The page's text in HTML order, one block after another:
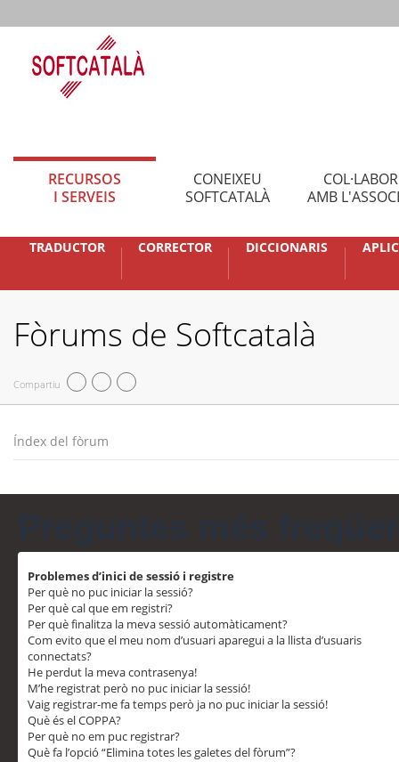
RECURSOS
I SERVEIS
CONEIXEU
SOFTCATALÀ
AMB
TRADUCTOR CORRECTOR DICCIONARIS
Fòrums de Softcatalà
Compartiu
Índex del fòrum
Problemes d’inici de sessió i registre
Per què no puc iniciar la sessió?
Per què cal que em registri?
Per què finalitza la meva sessió automàticament?
Com evito que el meu nom d’usuari aparegui a la llista d’usuaris
connectats?
He perdut la meva contrasenya!
M’he registrat però no puc iniciar la sessió!
Vaig registrar-me fa temps però ja no puc iniciar la sessió!
Què és el COPPA?
Per què no em puc registrar?
Què fa l’opció “Elimina totes les galetes del fòrum”?